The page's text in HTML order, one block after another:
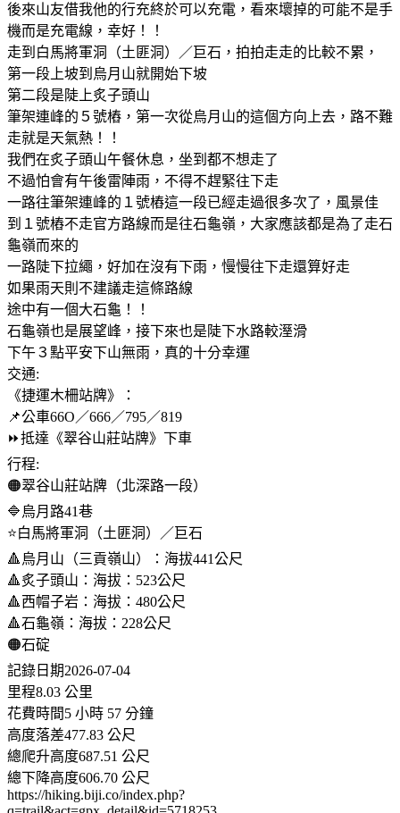
後來山友借我他的行充終於可以充電，看來壞掉的可能不是手
機而是充電線，幸好！！
走到白馬將軍洞（土匪洞）／巨石，拍拍走走的比較不累，
第一段上坡到烏月山就開始下坡
第二段是陡上炙子頭山
筆架連峰的５號樁，第一次從烏月山的這個方向上去，路不難
走就是天氣熱！！
我們在炙子頭山午餐休息，坐到都不想走了
不過怕會有午後雷陣雨，不得不趕緊往下走
一路往筆架連峰的１號樁這一段已經走過很多次了，風景佳
到１號樁不走官方路線而是往石龜嶺，大家應該都是為了走石
龜嶺而來的
一路陡下拉繩，好加在沒有下雨，慢慢往下走還算好走
如果雨天則不建議走這條路線
途中有一個大石龜！！
石龜嶺也是展望峰，接下來也是陡下水路較溼滑
下午３點平安下山無雨，真的十分幸運
交通:
《捷運木柵站牌》：
📌公車66O／666／795／819
⏩️抵達《翠谷山莊站牌》下車
行程:
🟠翠谷山莊站牌（北深路一段）
🔷️烏月路41巷
⭐️白馬將軍洞（土匪洞）／巨石
🔺️烏月山（三貢嶺山）：海拔441公尺
🔺️炙子頭山：海拔：523公尺
🔺️西帽子岩：海拔：480公尺
🔺️石龜嶺：海拔：228公尺
🟠石碇
記錄日期2026-07-04
里程8.03 公里
花費時間5 小時 57 分鐘
高度落差477.83 公尺
總爬升高度687.51 公尺
總下降高度606.70 公尺
https://hiking.biji.co/index.php?